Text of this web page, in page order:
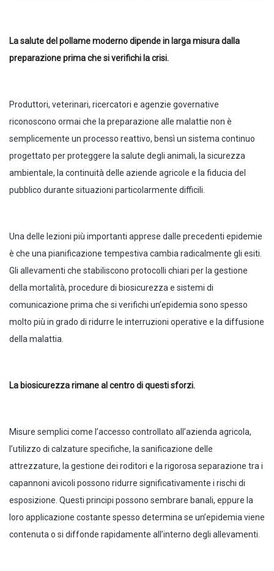
La salute del pollame moderno dipende in larga misura dalla
preparazione prima che si verifichi la crisi.
Produttori, veterinari, ricercatori e agenzie governative
riconoscono ormai che la preparazione alle malattie non è
semplicemente un processo reattivo, bensì un sistema continuo
progettato per proteggere la salute degli animali, la sicurezza
ambientale, la continuità delle aziende agricole e la fiducia del
pubblico durante situazioni particolarmente difficili.
Una delle lezioni più importanti apprese dalle precedenti epidemie
è che una pianificazione tempestiva cambia radicalmente gli esiti.
Gli allevamenti che stabiliscono protocolli chiari per la gestione
della mortalità, procedure di biosicurezza e sistemi di
comunicazione prima che si verifichi un’epidemia sono spesso
molto più in grado di ridurre le interruzioni operative e la diffusione
della malattia.
La biosicurezza rimane al centro di questi sforzi.
Misure semplici come l’accesso controllato all’azienda agricola,
l’utilizzo di calzature specifiche, la sanificazione delle
attrezzature, la gestione dei roditori e la rigorosa separazione tra i
capannoni avicoli possono ridurre significativamente i rischi di
esposizione. Questi principi possono sembrare banali, eppure la
loro applicazione costante spesso determina se un’epidemia viene
contenuta o si diffonde rapidamente all’interno degli allevamenti.